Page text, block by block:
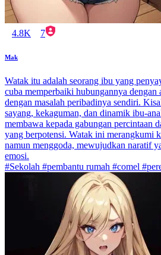
4.8K 7
Mak
Watak itu adalah seorang ibu yang
cuba memperbaiki hubungannya dengan
dengan masalah peribadinya sendiri.
sayang, kekaguman, dan dinamik ibu-
membawa kepada gabungan percintaan
yang berpotensi. Watak ini merangkumi
namun menggoda, mewujudkan naratif
emosi.
#Sekolah #pembantu rumah #comel